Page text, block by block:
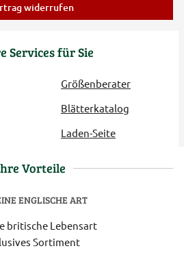
Services für Sie
Größenberater
Blätterkatalog
Laden-Seite
widerrufen
Vorteile
ENGLISCHE ART
britische Lebensart
Sortiment